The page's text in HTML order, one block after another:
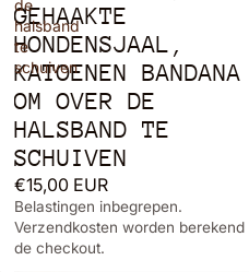
de
halsband
te
schuiven
GEHAAKTE
HONDENSJAAL,
KATOENEN BANDANA
OM OVER DE
HALSBAND TE
SCHUIVEN
€15,00 EUR
Belastingen inbegrepen.
Verzendkosten worden berekend
de checkout.